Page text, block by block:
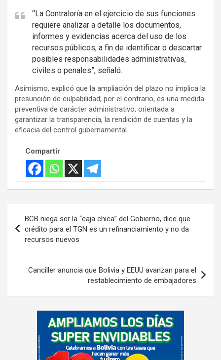
“La Contraloría en el ejercicio de sus funciones
requiere analizar a detalle los documentos,
informes y evidencias acerca del uso de los
recursos públicos, a fin de identificar o descartar
posibles responsabilidades administrativas,
civiles o penales”, señaló.
Asimismo, explicó que la ampliación del plazo no implica la
presunción de culpabilidad; por el contrario, es una medida
preventiva de carácter administrativo, orientada a
garantizar la transparencia, la rendición de cuentas y la
eficacia del control gubernamental.
Compartir
de
entradas
BCB niega ser la “caja chica” del Gobierno, dice que
crédito para el TGN es un refinanciamiento y no da
recursos nuevos
Canciller anuncia que Bolivia y EEUU avanzan para el
restablecimiento de embajadores